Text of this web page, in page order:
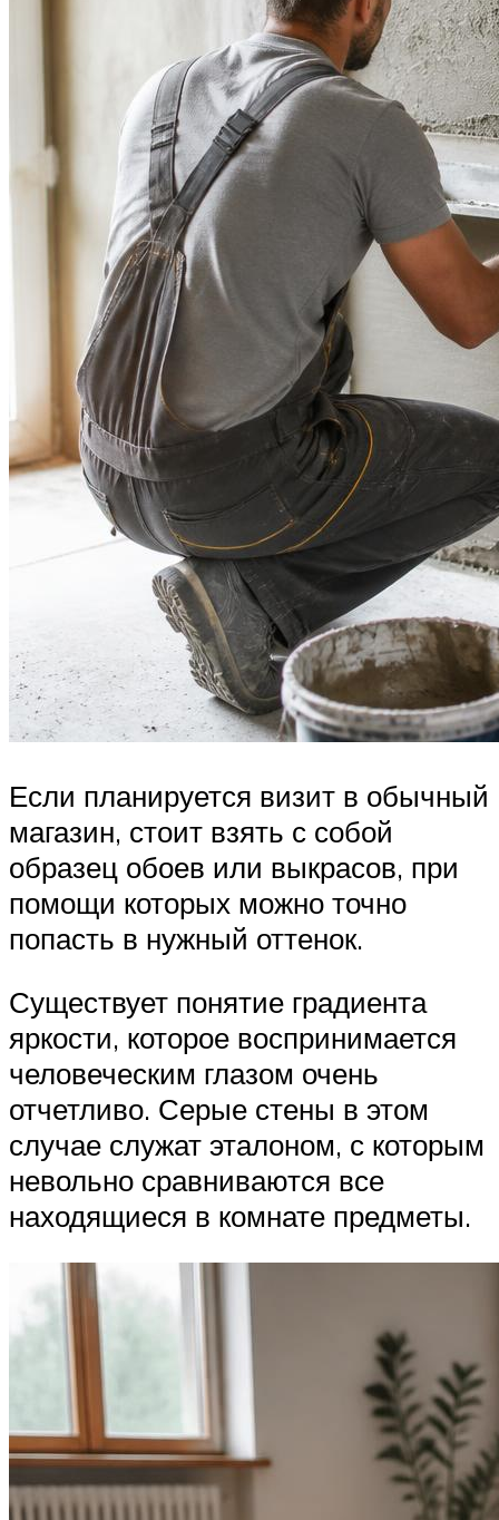
Если планируется визит в обычный
магазин, стоит взять с собой
образец обоев или выкрасов, при
помощи которых можно точно
попасть в нужный оттенок.
Существует понятие градиента
яркости, которое воспринимается
человеческим глазом очень
отчетливо. Серые стены в этом
случае служат эталоном, с которым
невольно сравниваются все
находящиеся в комнате предметы.